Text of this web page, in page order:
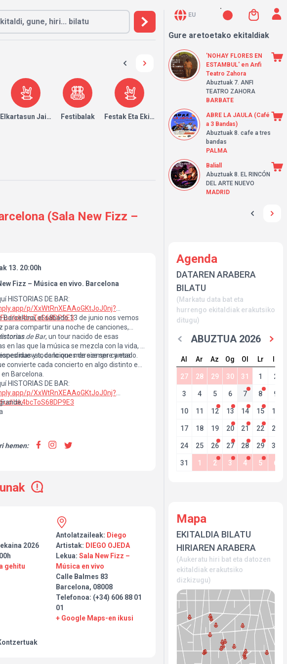
Elkartasun JaialdiakFestibalak Festak Eta Ekitaldiak
(Sala New Fizz –
13. 20:00h
Fizz – Música en vivo. Barcelona
HISTORIAS DE BAR:
p/XxWtRnXEAAoGKtJoJ0nj?
Barcelona, el sábado 13 de junio nos vemos
para compartir una noche de canciones,
de Bar, un tour nacido de esas
en las que la música se mezcla con la vida, el
y todo lo que merece ser cantado.
nuevas, canciones de siempre y esa
convierte cada concierto en algo distinto e
Barcelona.
HISTORIAS DE BAR:
p/XxWtRnXEAAoGKtJoJ0nj?
hemen:
2026
gehitu
Antolatzaileak: Diego
Artistak: DIEGO OJEDA
Lekua: Sala New Fizz –
Música en vivo
Calle Balmes 83
Barcelona, 08008
Telefonoa: (+34) 606 88 01
01
+ Google Maps-en ikusi
EU
Gure aretoetako ekitaldiak
'NOHAY FLORES EN
ESTAMBUL' en Anfi
Teatro Zahora
Abuztuak 7. ANFI
TEATRO ZAHORA
BARBATE
ABRE LA JAULA (Café
a 3 Bandas)
Abuztuak 8. cafe a tres
bandas
PALMA
Baliall
Abuztuak 8. EL RINCÓN
DEL ARTE NUEVO
MADRID
Agenda
DATAREN ARABERA
BILATU
(Markatu data bat eta
hurrengo ekitaldiak erakutsiko
ditugu)
ABUZTUA 2026
Al Ar Az Og Ol Lr Ig
27 28 29 30 31 1 2
3 4 5 6 7 8 9
10 11 12 13 14 15 16
17 18 19 20 21 22 23
24 25 26 27 28 29 30
31 1 2 3 4 5 6
Mapa
EKITALDIA BILATU
HIRIAREN ARABERA
(Aukeratu hiri bat eta datozen
ekitaldiak erakutsiko
dizkizugu)